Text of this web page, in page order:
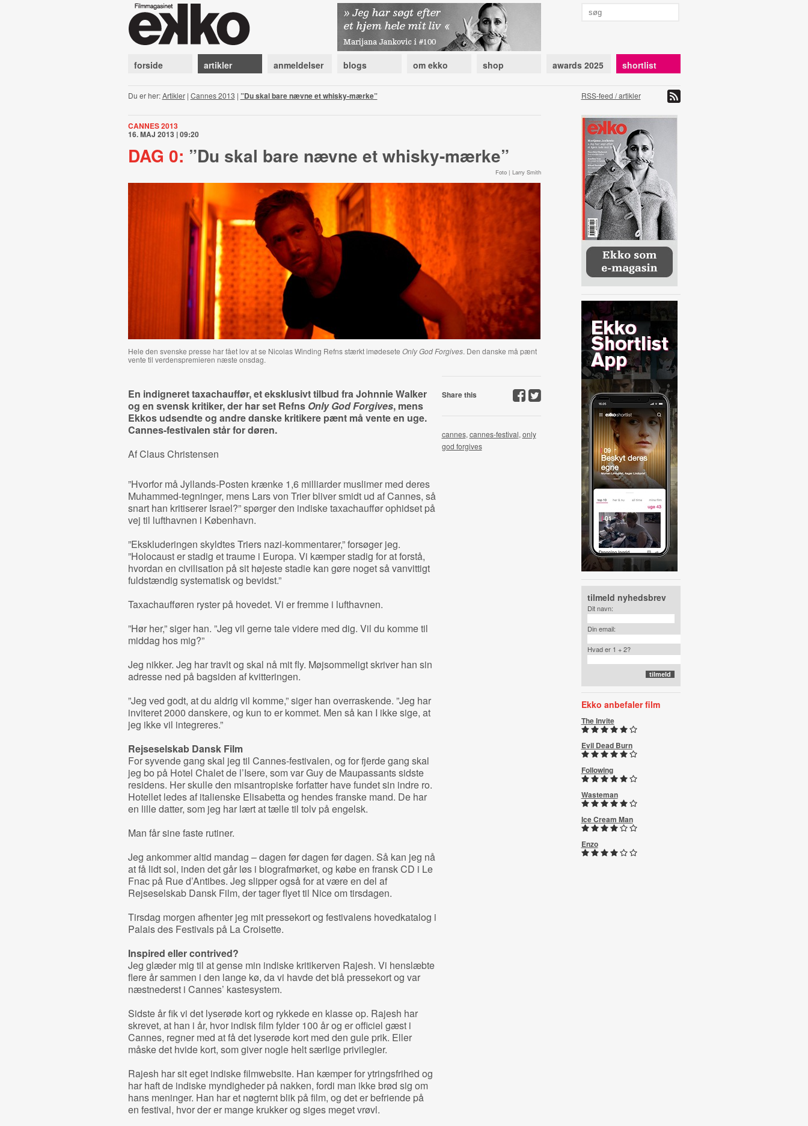
forside artikler anmeldelser blogs om ekko shop awards 2025 shortlist
Du er her:Artikler| Cannes 2013 | ”Du skal bare nævne et whisky-mærke” RSS-feed / artikler
CANNES 2013
16. MAJ 2013 | 09:20
DAG 0: ”Du skal bare nævne et whisky-mærke”
Foto | Larry Smith
Hele den svenske presse har fået lov at se Nicolas Winding Refns stærkt imødesete Only God Forgives. Den danske må pænt
vente til verdenspremieren næste onsdag.
En indigneret taxachauffør, et eksklusivt tilbud fra Johnnie Walker
og en svensk kritiker, der har set Refns Only God Forgives, mens
Ekkos udsendte og andre danske kritikere pænt må vente en uge.
Cannes-festivalen står for døren.
Af Claus Christensen
”Hvorfor må Jyllands-Posten krænke 1,6 milliarder muslimer med deres
Muhammed-tegninger, mens Lars von Trier bliver smidt ud af Cannes, så
snart han kritiserer Israel?” spørger den indiske taxachauffør ophidset på
vej til lufthavnen i København.
”Ekskluderingen skyldtes Triers nazi-kommentarer,” forsøger jeg.
”Holocaust er stadig et traume i Europa. Vi kæmper stadig for at forstå,
hvordan en civilisation på sit højeste stadie kan gøre noget så vanvittigt
fuldstændig systematisk og bevidst.”
Taxachaufføren ryster på hovedet. Vi er fremme i lufthavnen.
”Hør her,” siger han. ”Jeg vil gerne tale videre med dig. Vil du komme til
middag hos mig?”
Jeg nikker. Jeg har travlt og skal nå mit fly. Møjsommeligt skriver han sin
adresse ned på bagsiden af kvitteringen.
”Jeg ved godt, at du aldrig vil komme,” siger han overraskende. ”Jeg har
inviteret 2000 danskere, og kun to er kommet. Men så kan I ikke sige, at
jeg ikke vil integreres.”
Rejseselskab Dansk Film
For syvende gang skal jeg til Cannes-festivalen, og for fjerde gang skal
jeg bo på Hotel Chalet de l’Isere, som var Guy de Maupassants sidste
residens. Her skulle den misantropiske forfatter have fundet sin indre ro.
Hotellet ledes af italienske Elisabetta og hendes franske mand. De har
en lille datter, som jeg har lært at tælle til tolv på engelsk.
Man får sine faste rutiner.
Jeg ankommer altid mandag – dagen før dagen før dagen. Så kan jeg nå
at få lidt sol, inden det går løs i biografmørket, og købe en fransk CD i Le
Fnac på Rue d’Antibes. Jeg slipper også for at være en del af
Rejseselskab Dansk Film, der tager flyet til Nice om tirsdagen.
Tirsdag morgen afhenter jeg mit pressekort og festivalens hovedkatalog i
Palais des Festivals på La Croisette.
Inspired eller contrived?
Jeg glæder mig til at gense min indiske kritikerven Rajesh. Vi henslæbte
flere år sammen i den lange kø, da vi havde det blå pressekort og var
næstnederst i Cannes’ kastesystem.
Sidste år fik vi det lyserøde kort og rykkede en klasse op. Rajesh har
skrevet, at han i år, hvor indisk film fylder 100 år og er officiel gæst i
Cannes, regner med at få det lyserøde kort med den gule prik. Eller
måske det hvide kort, som giver nogle helt særlige privilegier.
Rajesh har sit eget indiske filmwebsite. Han kæmper for ytringsfrihed og
har haft de indiske myndigheder på nakken, fordi man ikke brød sig om
hans meninger. Han har et nøgternt blik på film, og det er befriende på
en festival, hvor der er mange krukker og siges meget vrøvl.
Share this
cannes, cannes-festival, only
god forgives
tilmeld nyhedsbrev
Dit navn:
Din email:
Hvad er 1 + 2?
Ekko anbefaler film
The Invite
Evil Dead Burn
Following
Wasteman
Ice Cream Man
Enzo